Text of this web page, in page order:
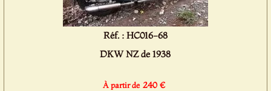
Réf. : HC016-68
DKW NZ de 1938
À partir de 240 €